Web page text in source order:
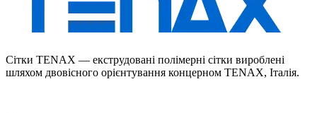
Сітки TENAX — екструдовані полімерні сітки вироблені
шляхом двовісного орієнтування концерном TENAX, Італія.